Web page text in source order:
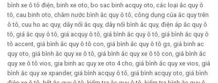
bình xe ô tô điện, binh xe oto, bo sac binh acquy oto, các loại ắc quy ô
tô, cau binh oto, châm nước bình ắc quy ô tô, công dụng của ắc quy trên
ô tô, cuu ho ac quy, dây nối ắc quy, dây nối bình ắc quy, điện áp ắc quy ô
tô, giá ắc quy ô tô, giá acquy ô tô, giá bình ắc quy ô tô, giá bình ắc quy ô
tô accent, giá bình ắc quy ô tô con, giá bình ắc quy ô tô gs, giá binh ac
quy oto, giá bình ắc quy xe ô tô, giá bình ắc quy xe ô tô con, giá bình ắc
quy xe ô tô vios, gia binh ac quy xe oto 4 cho, giá bình ắc quy xe vios, giá
bình ắc quy xe xpander, giá bình acquy ô tô, giá bình acquy oto, giá bình